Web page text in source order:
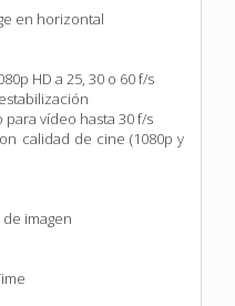
en horizontal
HD a 25, 30 o 60 f/s
vídeo hasta 30 f/s
calidad de cine (1080p y
imagen